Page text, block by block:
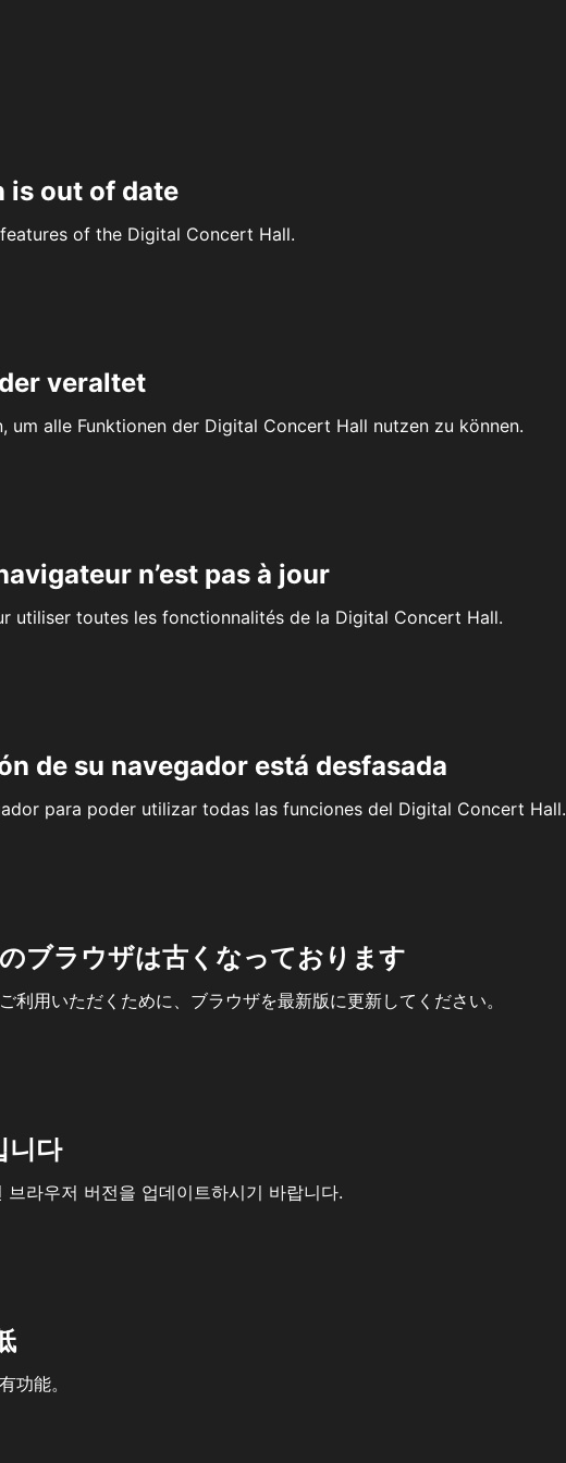
is out of date
of the Digital Concert Hall.
veraltet
um alle Funktionen der Digital Concert Hall nutzen zu können.
n’est pas à jour
utiliser toutes les fonctionnalités de la Digital Concert Hall.
de su navegador está desfasada
para poder utilizar todas las funciones del Digital Concert Hall.
ブラウザは古くなっております
利用いただくために、ブラウザを最新版に更新してください。
니다
라우저 버전을 업데이트하시기 바랍니다.
功能。